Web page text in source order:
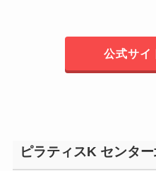
公式サイ
ピラティスK センタ